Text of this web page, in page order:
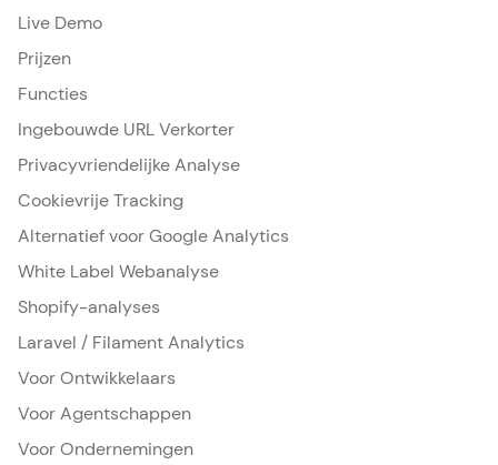
Live Demo
Prijzen
Functies
Ingebouwde URL Verkorter
Privacyvriendelijke Analyse
Cookievrije Tracking
Alternatief voor Google Analytics
White Label Webanalyse
Shopify-analyses
Laravel / Filament Analytics
Voor Ontwikkelaars
Voor Agentschappen
Voor Ondernemingen